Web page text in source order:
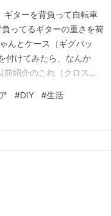
ギターを背負って自転車
ってるギターの重さを荷
んとケース（ギグバッ
付けてみたら、なんか
紹介のこれ（クロスバ
取付け フェンダーボー
#DIY #生活